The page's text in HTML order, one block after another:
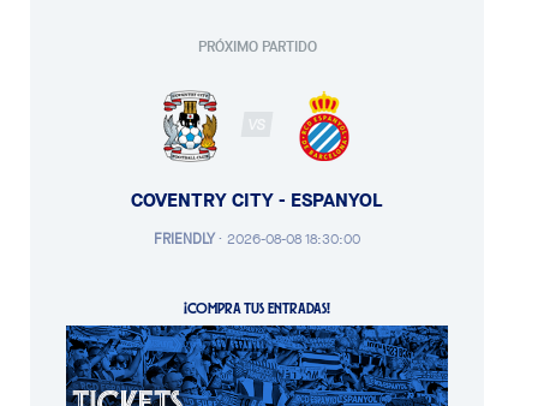
PRÓXIMO PARTIDO
VS
COVENTRY CITY - ESPANYOL
FRIENDLY· 2026-08-08 18:30:00
¡COMPRA TUS ENTRADAS!